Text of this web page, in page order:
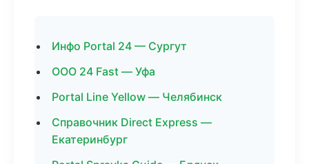
Инфо Portal 24 — Сургут
ООО 24 Fast — Уфа
Portal Line Yellow — Челябинск
Справочник Direct Express —
Екатеринбург